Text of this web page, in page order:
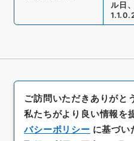
ル日
ご訪問いただきありがと
私たちがより良い情報を
バシーポリシー に基づ